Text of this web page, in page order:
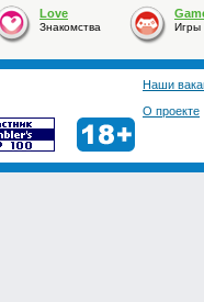
Love
Знакомства Игры
Наши
О проекте